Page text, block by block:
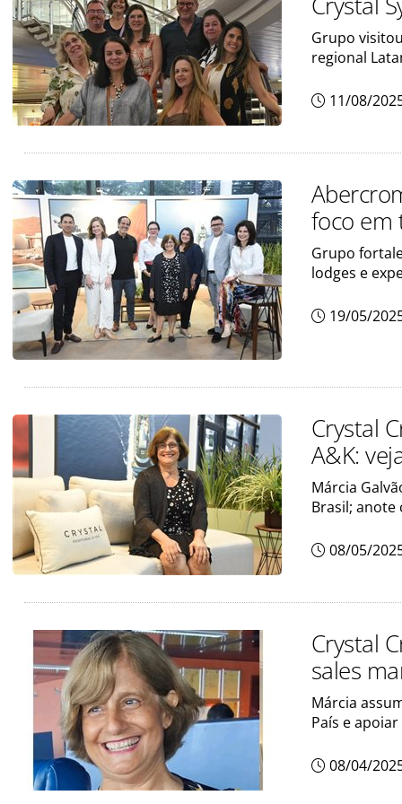
Grupo
regional
11/08/
foco em
Grupo
lodges e
19/05/
Crystal
A&K:
Márcia
Brasil;
08/05/
Crystal
sales
Márcia
País e
08/04/